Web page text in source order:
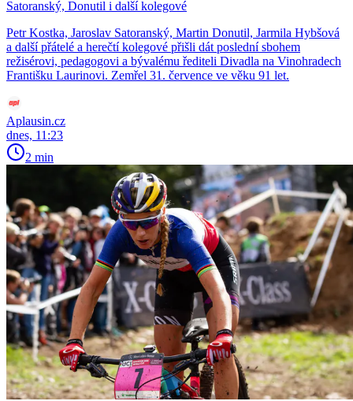
Satoranský, Donutil i další kolegové
Petr Kostka, Jaroslav Satoranský, Martin Donutil, Jarmila Hybšová
a další přátelé a herečtí kolegové přišli dát poslední sbohem
režisérovi, pedagogovi a bývalému řediteli Divadla na Vinohradech
Františku Laurinovi. Zemřel 31. července ve věku 91 let.
Aplausin.cz
dnes, 11:23
2 min